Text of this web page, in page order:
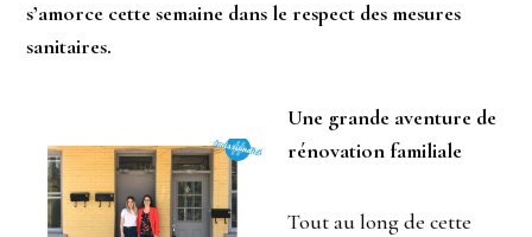
s’amorce cette semaine dans le respect des mesures
sanitaires.
Une grande aventure de
rénovation familiale
Tout au long de cette